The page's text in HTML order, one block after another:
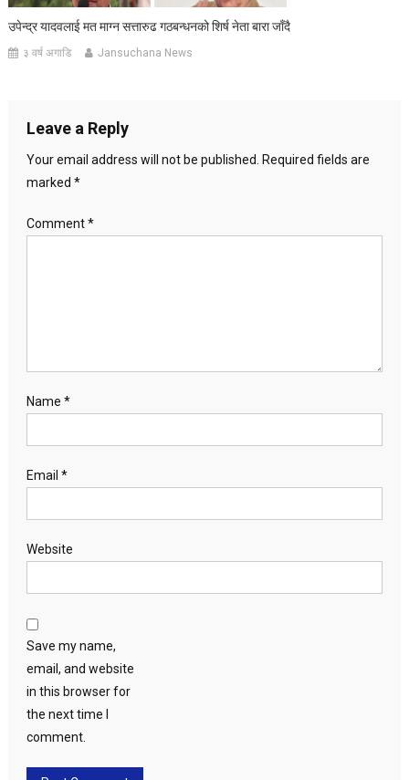
उपेन्द्र यादवलाई मत माग्न सत्तारुढ गठबन्धनको शिर्ष नेता बारा जाँदै
३ वर्ष अगाडि Jansuchana News
Leave a Reply
Your email address will not be published. Required fields are
marked *
Comment*
Name *
Email *
Website
Save my name,
email, and website
in this browser for
the next time I
comment.